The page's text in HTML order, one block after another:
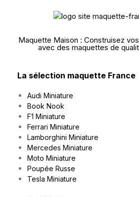
Maquette Maison : Construisez
avec des maquettes de
La sélection maquette France
Audi Miniature
Book Nook
F1 Miniature
Ferrari Miniature
Lamborghini Miniature
Mercedes Miniature
Moto Miniature
Poupée Russe
Tesla Miniature